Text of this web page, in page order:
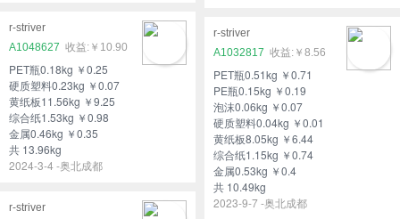
r-striver
A1048627
￥10.90
PET瓶0.18kg ￥0.25
硬质塑料0.23kg ￥0.07
黄纸板11.56kg ￥9.25
综合纸1.53kg ￥0.98
金属0.46kg ￥0.35
共 13.96kg
2024-3-4 -奥北成都
r-striver
A1032817
￥8.56
PET瓶0.51kg ￥0.71
PE瓶0.15kg ￥0.19
泡沫0.06kg ￥0.07
硬质塑料0.04kg ￥0.01
黄纸板8.05kg ￥6.44
综合纸1.15kg ￥0.74
金属0.53kg ￥0.4
共 10.49kg
2023-9-7 -奥北成都
r-striver